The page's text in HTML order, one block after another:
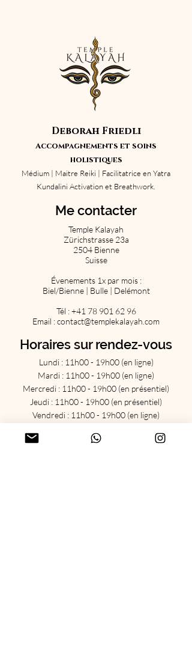
Deborah Friedli
Accompagnements et soins
holistiques
Médium | Maitre Reiki | Facilitatrice en Yatra
Kundalini Activation et Breathwork.
Me contacter
Temple Kalayah
Zürichstrasse 23a
2504 Bienne
Suisse
Évenements 1x par mois :
Biel/Bienne | Bulle | Delémont
Tél :+41 78 901 62 96
Email :contact@templekalayah.com
Horaires sur rendez-vous
Lundi : 11h00 - 19h00 (en ligne)
Mardi : 11h00 - 19h00 (en ligne)
Mercredi : 11h00 - 19h00 (en présentiel)
Jeudi : 11h00 - 19h00 (en présentiel)
Vendredi : 11h00 - 19h00 (en ligne)
Dim : Fermé